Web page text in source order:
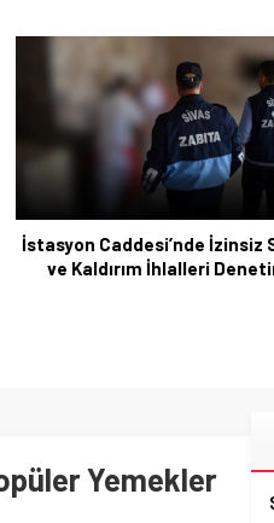
İstasyon Caddesi’nde İzinsiz
ve Kaldırım İhlalleri
Yemekler